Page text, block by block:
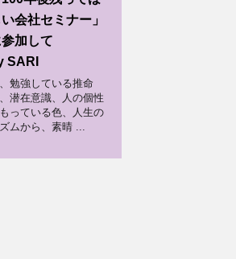
い会社セミナー」
参加して
SARI
勉強している推命
潜在意識、人の個性
っている色、人生の
ムから、素晴 ...